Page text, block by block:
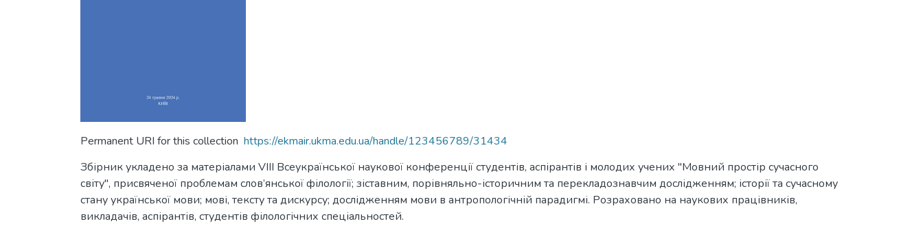
Permanent URI for this collection https://ekmair.ukma.edu.ua/handle/123456789/31434
Збірник укладено за матеріалами VIII Всеукраїнської наукової конференції студентів, аспірантів і молодих учених "Мовний простір сучасного
світу", присвяченої проблемам слов’янської філології; зіставним, порівняльно-історичним та перекладознавчим дослідженням; історії та сучасному
стану української мови; мові, тексту та дискурсу; дослідженням мови в антропологічній парадигмі. Розраховано на наукових працівників,
викладачів, аспірантів, студентів філологічних спеціальностей.